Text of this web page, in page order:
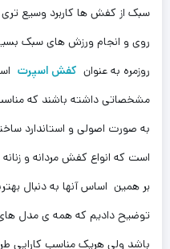
سبک از کفش ها کاربرد وسیع تری
روی و انجام ورزش های سبک
روزمره به عنوان کفش اسپرت
مشخصاتی داشته باشند که
به صورت اصولی و استاندارد
است که انواع کفش مردانه و
بر همین اساس آنها به دنبال
توضیح دادیم که همه ی مدل
باشد ولی هریک مناسب کارایی